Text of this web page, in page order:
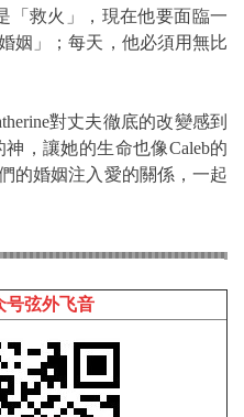
「救火」，現在他要面臨一
姻」；每天，他必須用無比
對丈夫徹底的改變感到
，讓她的生命也像Caleb的
的婚姻注入愛的關係，一起
号弦外飞音